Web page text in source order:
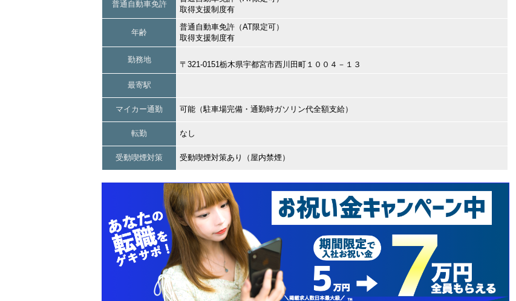
普通自動車免許
取得支援制度有
年齢
普通自動車免許（AT限定可）
取得支援制度有
勤務地
〒321-0151栃木県宇都宮市西川田町１００４－１３
最寄駅
マイカー通勤 可能（駐車場完備・通勤時ガソリン代全額支給）
転勤 なし
受動喫煙対策 受動喫煙対策あり（屋内禁煙）